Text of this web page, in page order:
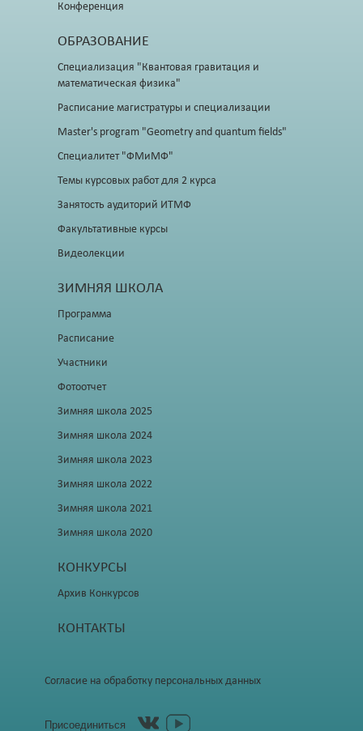
Конференция
ОБРАЗОВАНИЕ
Специализация "Квантовая гравитация и
математическая физика"
Расписание магистратуры и специализации
Master's program "Geometry and quantum fields"
Специалитет "ФМиМФ"
Темы курсовых работ для 2 курса
Занятость аудиторий ИТМФ
Факультативные курсы
Видеолекции
ЗИМНЯЯ ШКОЛА
Программа
Расписание
Участники
Фотоотчет
Зимняя школа 2025
Зимняя школа 2024
Зимняя школа 2023
Зимняя школа 2022
Зимняя школа 2021
Зимняя школа 2020
КОНКУРСЫ
Архив Конкурсов
КОНТАКТЫ
Согласие на обработку персональных данных
Присоединиться